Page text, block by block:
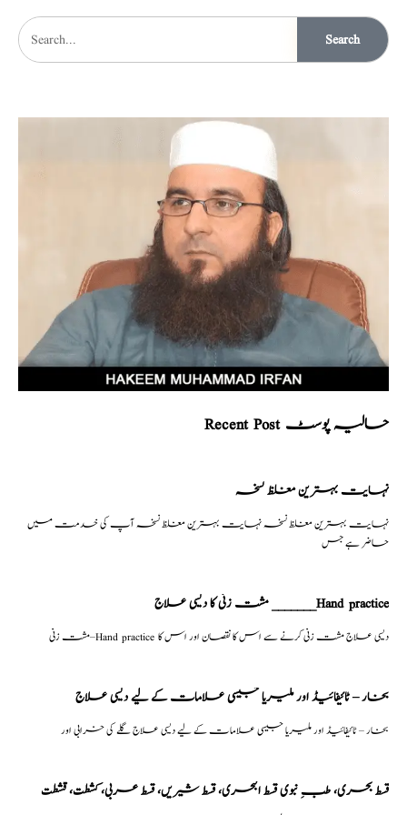
Search
Recent Post حالیہ پوسٹ
نہایت بہترین مغلظ نسخہ
نہایت بہترین مغلظ نسخہ نہایت بہترین مغلظ نسخہ آپ کی خدمت میں
حاضر ہے جس
مشت زنی کا دیسی علاج _______Hand practice
مشت زنی–Hand practice دیسی علاج مشت زنی کرنے سے اس کا نقصان اور اس کا
بخار – ٹائیفائیڈ اور ملیریا جیسی علامات کے لیے دیسی علاج
بخار – ٹائیفائیڈ اور ملیریا جیسی علامات کے لیے دیسی علاج گلے کی خرابی اور
قسط بحری، طبِ نبوی قسط البحری، قسط شیریں، قسط عربی، كشطت، قشطت